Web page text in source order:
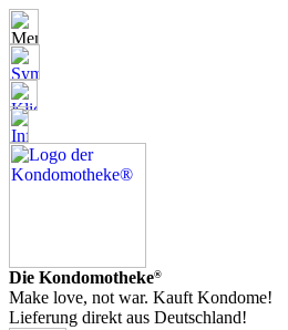
Die Kondomotheke®
Make love, not war. Kauft Kondome!
Lieferung direkt aus Deutschland!